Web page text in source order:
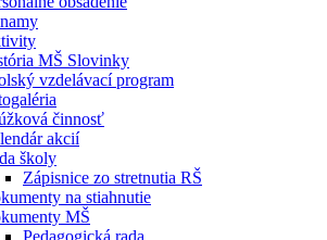
MŠ Slovinky
vzdelávací program
činnosť
akcií
školy
Zápisnice zo stretnutia RŠ
na stiahnutie
MŠ
Pedagogická rada